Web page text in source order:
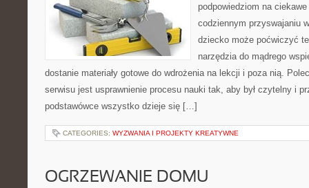
podpowiedziom na
codziennym przyswajaniu
dziecko może poćwiczyć
narzędzia do mądrego
dostanie materiały gotowe do wdrożenia na lekcji i poza nią.
serwisu jest usprawnienie procesu nauki tak, aby był czytelny i
podstawówce wszystko dzieje się […]
CATEGORIES: WYZWANIA I PROJEKTY KREATYWNE
OGRZEWANIE DOMU